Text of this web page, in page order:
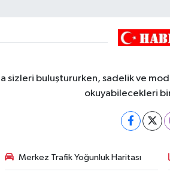
sizleri buluştururken, sadelik ve
okuyabilecekleri
Merkez Trafik Yoğunluk Haritası